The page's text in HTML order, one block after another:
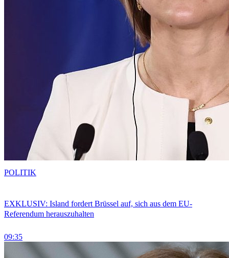
EXKLUSIV: Island fordert Brüssel auf, sich aus dem EU-
Referendum herauszuhalten
09:35
POLITIK